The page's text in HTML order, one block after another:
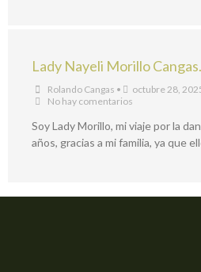
Lady Nayeli Morillo
Rolando Cangas • octubre 28,
No hay comentarios
Soy Lady Morillo, mi viaje por la
años, gracias a mi familia, ya que